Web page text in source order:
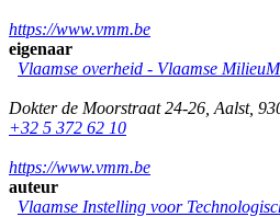
https://www.vmm.be
eigenaar
Vlaamse overheid - Vlaamse
Dokter de Moorstraat 24-26 Aalst,
+32 5 372 62 10
https://www.vmm.be
auteur
Vlaamse Instelling voor